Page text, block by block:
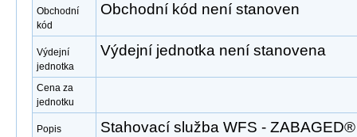
Obchodní
kód
Obchodní kód není stanoven
Výdejní
jednotka
Výdejní jednotka není stanovena
Cena za
jednotku
Popis
Stahovací služba WFS -